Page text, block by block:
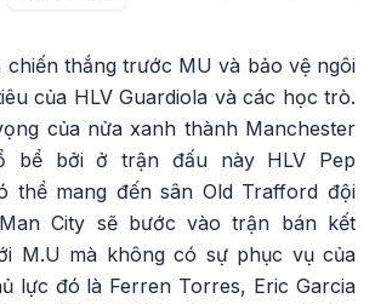
chiến thắng trước MU và bảo vệ ngôi
của HLV Guardiola và các học trò.
của nửa xanh thành Manchester
bể bởi ở trận đấu này HLV Pep
thể mang đến sân Old Trafford đội
City sẽ bước vào trận bán kết
M.U mà không có sự phục vụ của
lực đó là Ferren Torres, Eric Garcia